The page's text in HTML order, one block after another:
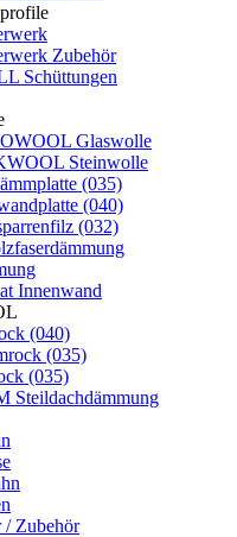
Zubehör
Schüttungen
Glaswolle
Steinwolle
(035)
(040)
(032)
Innenwand
(040)
(035)
(035)
Steildachdämmung
/ Zubehör